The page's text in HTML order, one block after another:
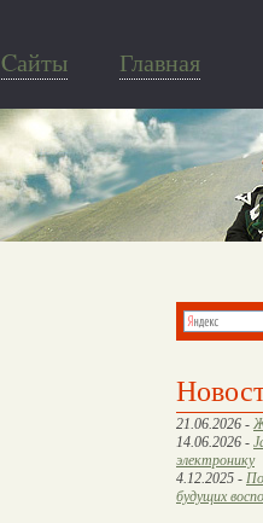
Cайты Главная
21.06.2026 -
14.06.2026 -
электронику
4.12.2025 -
будущих